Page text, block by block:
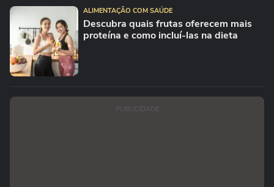
ALIMENTAÇÃO COM SAÚDE
Descubra quais frutas oferecem mais
proteína e como incluí-las na dieta
PUBLICIDADE